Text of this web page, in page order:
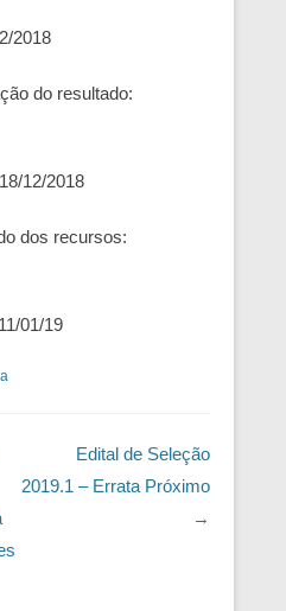
2018
do resultado:
12/2018
dos recursos:
01/19
Edital de Seleção
2019.1 – Errata Próximo
→